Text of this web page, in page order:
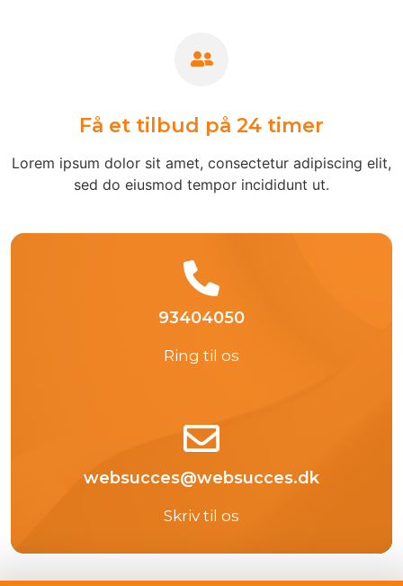
Få et tilbud på 24 timer
Lorem ipsum dolor sit amet, consectetur adipiscing elit,
sed do eiusmod tempor incididunt ut.​
93404050
Ring til os
websucces@websucces.dk
Skriv til os